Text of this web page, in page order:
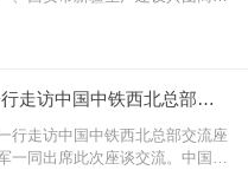
安康市政府高级招商顾问周德林一行走访中国中铁西北总部交流座谈
行走访中国中铁西北总部交流座
同出席此次座谈交流。中国中